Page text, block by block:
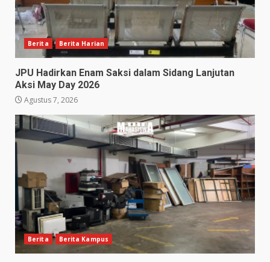
Berita Berita Harian
JPU Hadirkan Enam Saksi dalam Sidang Lanjutan
Aksi May Day 2026
Agustus 7, 2026
Berita Berita Kampus